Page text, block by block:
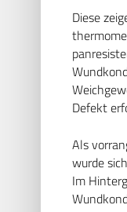
Diese
Defekt
Als
wurde
Im